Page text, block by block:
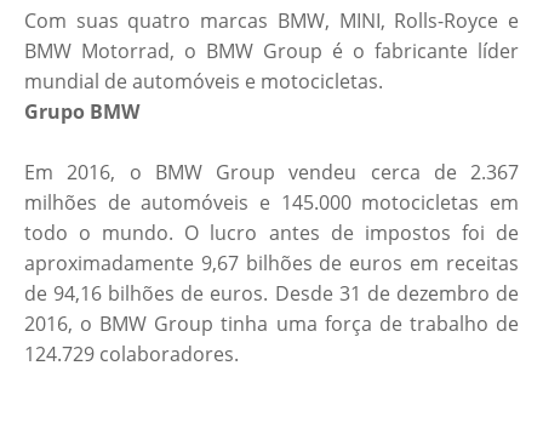
Com suas quatro marcas BMW, MINI, Rolls-Royce e
BMW Motorrad, o BMW Group é o fabricante líder
mundial de automóveis e motocicletas.
Grupo BMW
Em 2016, o BMW Group vendeu cerca de 2.367
milhões de automóveis e 145.000 motocicletas em
todo o mundo. O lucro antes de impostos foi de
aproximadamente 9,67 bilhões de euros em receitas
de 94,16 bilhões de euros. Desde 31 de dezembro de
2016, o BMW Group tinha uma força de trabalho de
124.729 colaboradores.